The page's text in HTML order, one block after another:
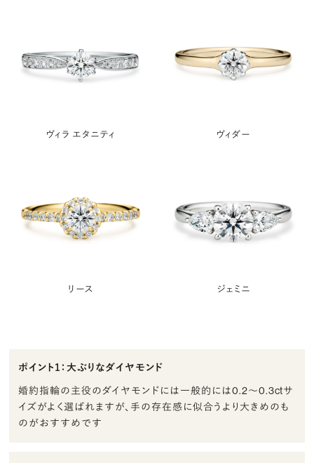
ヴィラ エタニティ ヴィダー
リース ジェミニ
ポイント1：大ぶりなダイヤモンド
婚約指輪の主役のダイヤモンドには一般的には0.2〜0.3ctサ
イズがよく選ばれますが、手の存在感に似合うより大きめのも
のがおすすめです